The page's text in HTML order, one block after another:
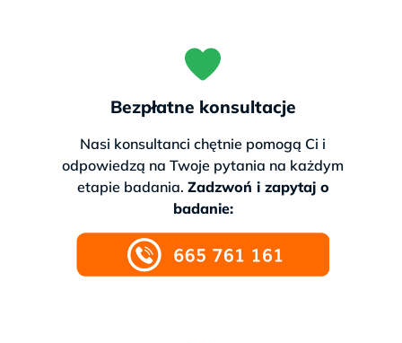
Bezpłatne konsultacje
Nasi konsultanci chętnie pomogą Ci i
odpowiedzą na Twoje pytania na każdym
etapie badania. Zadzwoń i zapytaj o
badanie: